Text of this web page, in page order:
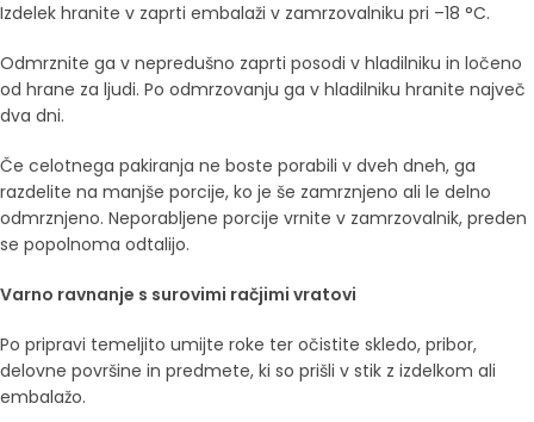
Izdelek hranite v zaprti embalaži v zamrzovalniku pri –18 °C.
Odmrznite ga v nepredušno zaprti posodi v hladilniku in ločeno
od hrane za ljudi. Po odmrzovanju ga v hladilniku hranite največ
dva dni.
Če celotnega pakiranja ne boste porabili v dveh dneh, ga
razdelite na manjše porcije, ko je še zamrznjeno ali le delno
odmrznjeno. Neporabljene porcije vrnite v zamrzovalnik, preden
se popolnoma odtalijo.
Varno ravnanje s surovimi račjimi vratovi
Po pripravi temeljito umijte roke ter očistite skledo, pribor,
delovne površine in predmete, ki so prišli v stik z izdelkom ali
embalažo.